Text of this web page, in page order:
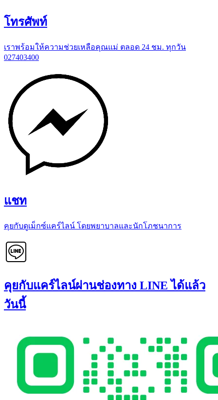
โทรศัพท์
เราพร้อมให้ความช่วยเหลือคุณแม่ ตลอด 24 ชม. ทุกวัน
027403400
แชท
คุยกับดูเม็กซ์แคร์ไลน์ โดยพยาบาลและนักโภชนาการ
คุยกับแคร์ไลน์ผ่านช่องทาง LINE ได้แล้ว
วันนี้